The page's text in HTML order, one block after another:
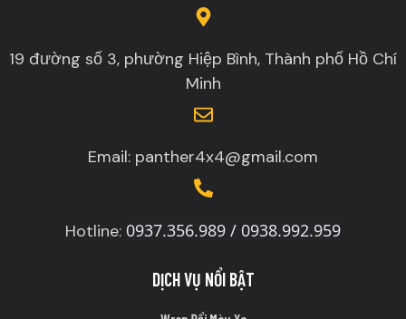
19 đường số 3, phường Hiệp Bình, Thành phố Hồ Chí
Minh
Email: panther4x4@gmail.com
Hotline: 0937.356.989 / 0938.992.959
DỊCH VỤ NỔI BẬT